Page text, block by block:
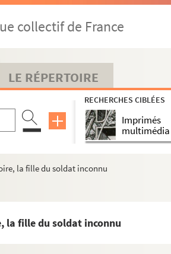
collectif de France
LE RÉPERTOIRE
RECHERCHES CIBLÉES
Imprimés
multimédia
la fille du soldat inconnu
la fille du soldat inconnu